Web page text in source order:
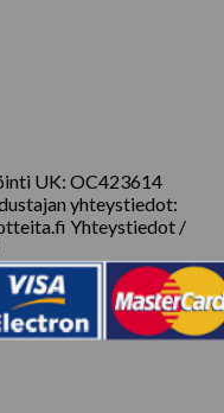
UK: OC423614
yhteystiedot:
Yhteystiedot /